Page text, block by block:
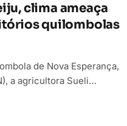
clima ameaça
quilombolas
de Nova Esperança,
a agricultora Sueli…